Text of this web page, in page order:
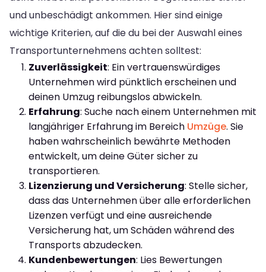
und unbeschädigt ankommen. Hier sind einige
wichtige Kriterien, auf die du bei der Auswahl eines
Transportunternehmens achten solltest:
Zuverlässigkeit: Ein vertrauenswürdiges
Unternehmen wird pünktlich erscheinen und
deinen Umzug reibungslos abwickeln.
Erfahrung: Suche nach einem Unternehmen mit
langjähriger Erfahrung im Bereich Umzüge. Sie
haben wahrscheinlich bewährte Methoden
entwickelt, um deine Güter sicher zu
transportieren.
Lizenzierung und Versicherung: Stelle sicher,
dass das Unternehmen über alle erforderlichen
Lizenzen verfügt und eine ausreichende
Versicherung hat, um Schäden während des
Transports abzudecken.
Kundenbewertungen: Lies Bewertungen